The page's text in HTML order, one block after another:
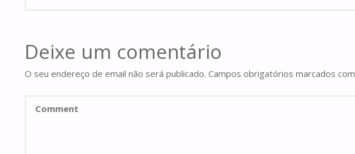
Deixe um comentário
O seu endereço de email não será publicado. Campos obrigatórios marcados com